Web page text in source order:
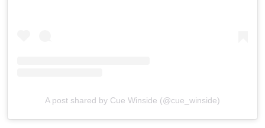
A post shared by Cue Winside (@cue_winside)